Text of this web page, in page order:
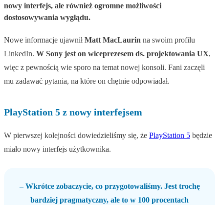
nowy interfejs, ale również ogromne możliwości
dostosowywania wyglądu.
Nowe informacje ujawniłMatt MacLaurin na swoim profilu
LinkedIn. W Sony jest on wiceprezesem ds. projektowania UX,
więc z pewnością wie sporo na temat nowej konsoli. Fani zaczęli
mu zadawać pytania, na które on chętnie odpowiadał.
PlayStation 5 z nowy interfejsem
W pierwszej kolejności dowiedzieliśmy się, że PlayStation 5 będzie
miało nowy interfejs użytkownika.
– Wkrótce zobaczycie, co przygotowaliśmy. Jest trochę
bardziej pragmatyczny, ale to w 100 procentach